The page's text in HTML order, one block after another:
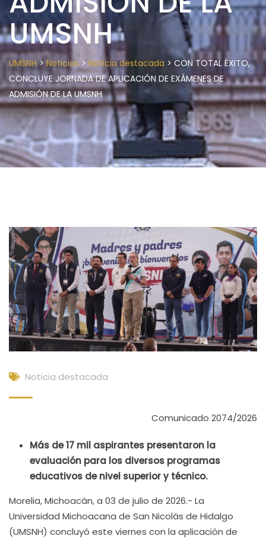
UMSNH
UMSNH> Noticias > Noticia destacada > CON TOTAL ÉXITO,
CONCLUYE JORNADA DE APLICACIÓN DE EXÁMENES DE
ADMISIÓN DE LA UMSNH
Noticia destacada
Comunicado 2074/2026
Más de 17 mil aspirantes presentaron la
evaluación para los diversos programas
educativos de nivel superior y técnico.
Morelia, Michoacán, a 03 de julio de 2026.- La
Universidad Michoacana de San Nicolás de Hidalgo
(UMSNH) concluyó este viernes con la aplicación de